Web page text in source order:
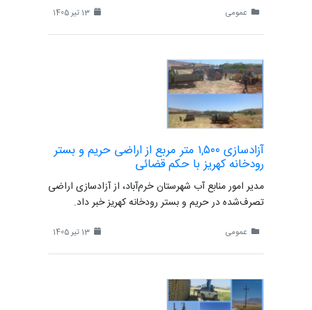
عمومی
آزادسازی ۱,۵۰۰ متر مربع از اراضی حریم و بستر
رودخانه کهریز با حکم قضائی
مدیر امور منابع آب شهرستان خرم‌آباد، از آزادسازی اراضی
تصرف‌شده در حریم و بستر رودخانه کهریز خبر داد.
عمومی